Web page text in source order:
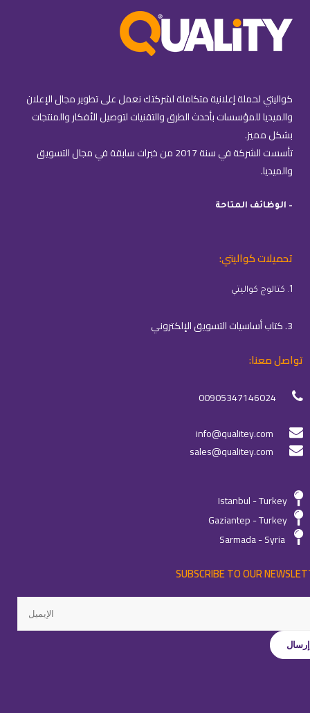
كواليتي لحملة إعلانية متكاملة لشركتك نعمل على تطوير مجال الإعلان
والميديا للمؤسسات بأحدث الطرق والتقنيات لتوصيل الأفكار والمنتجات
بشكل مميز.
تأسست الشركة في سنة 2017 من خبرات سابقة في مجال التسويق
والميديا.
– الوظائف المتاحة
تحميلات كواليتي:
1. كتالوج كواليتي
3. كتاب أساسيات التسويق الإلكتروني
تواصل معنا:
00905347146024
info@qualitey.com
sales@qualitey.com
Istanbul - Turkey
Gaziantep - Turkey
Sarmada - Syria
SUBSCRIBE TO OUR